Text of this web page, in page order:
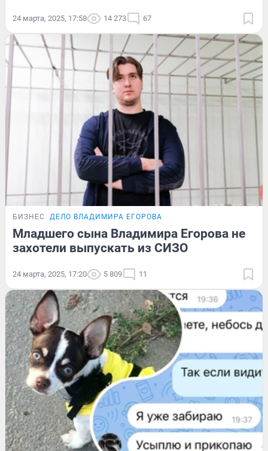
24 марта, 2025, 17:58 14 273 67
БИЗНЕС ДЕЛО ВЛАДИМИРА ЕГОРОВА
Младшего сына Владимира Егорова не
захотели выпускать из СИЗО
24 марта, 2025, 17:20 5 809 11